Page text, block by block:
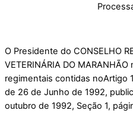
O Presidente do CONSELHO
VETERINÁRIA DO
regimentais contidas noArtigo
de 26 de Junho de 1992,
outubro de 1992, Seção 1,